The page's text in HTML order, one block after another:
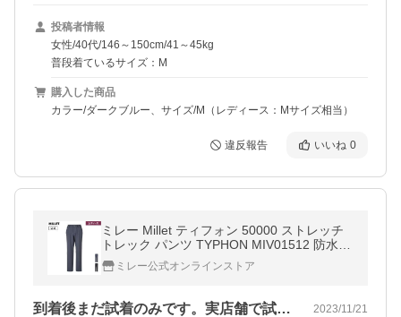
投稿者情報
女性/40代/146～150cm/41～45kg
普段着ているサイズ：M
購入した商品
カラー/ダークブルー、サイズ/M（レディース：Mサイズ相当）
違反報告 いいね 0
ミレー Millet ティフォン 50000 ストレッチ
トレック パンツ TYPHON MIV01512 防水透
湿 レインウェア レディース
ミレー公式オンラインストア
到着後まだ試着のみです。実店舗で試着さ… 2023/11/21